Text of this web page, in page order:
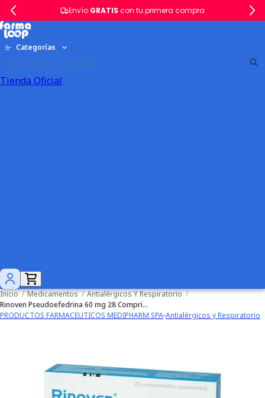
Envío GRATIS con tu primera compra
Categorías
Tienda Oficial
Inicio / Medicamentos / Antialérgicos Y Respiratorio /
Rinoven Pseudoefedrina 60 mg 28 Comprimidos
PRODUCTOS FARMACEUTICOS MEDIPHARM SPA Antialérgicos y Respiratorio